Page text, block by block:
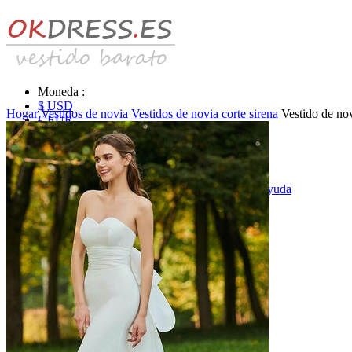
Moneda :
$ USD
€ EUR
£ GBP
₣ CHF
$ CAD
|Identificarse & Registrarse |Obtener la contraseña Ayuda
Mensaje
Carro (0)
Vestidos de novia
Vestido de novia liquidación y venta
Vestidos de novia vendimia
Hogar Vestidos de novia Vestidos de novia corte sirena Vestido de